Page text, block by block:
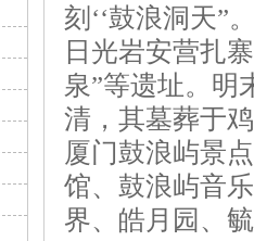
刻‘‘鼓浪洞天”
日光岩安营扎
泉”等遗址。明
清，其墓葬于
厦门鼓浪屿景
馆、鼓浪屿音
界、皓月园、